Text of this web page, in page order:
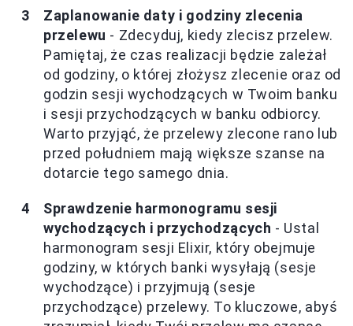
Zaplanowanie daty i godziny zlecenia
przelewu - Zdecyduj, kiedy zlecisz przelew.
Pamiętaj, że czas realizacji będzie zależał
od godziny, o której złożysz zlecenie oraz od
godzin sesji wychodzących w Twoim banku
i sesji przychodzących w banku odbiorcy.
Warto przyjąć, że przelewy zlecone rano lub
przed południem mają większe szanse na
dotarcie tego samego dnia.
Sprawdzenie harmonogramu sesji
wychodzących i przychodzących - Ustal
harmonogram sesji Elixir, który obejmuje
godziny, w których banki wysyłają (sesje
wychodzące) i przyjmują (sesje
przychodzące) przelewy. To kluczowe, abyś